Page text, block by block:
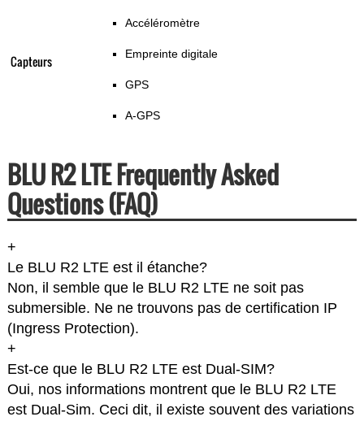
Capteurs
Accéléromètre
Empreinte digitale
GPS
A-GPS
BLU R2 LTE Frequently Asked
Questions (FAQ)
+
Le BLU R2 LTE est il étanche?
Non, il semble que le BLU R2 LTE ne soit pas
submersible. Ne ne trouvons pas de certification IP
(Ingress Protection).
+
Est-ce que le BLU R2 LTE est Dual-SIM?
Oui, nos informations montrent que le BLU R2 LTE
est Dual-Sim. Ceci dit, il existe souvent des variations